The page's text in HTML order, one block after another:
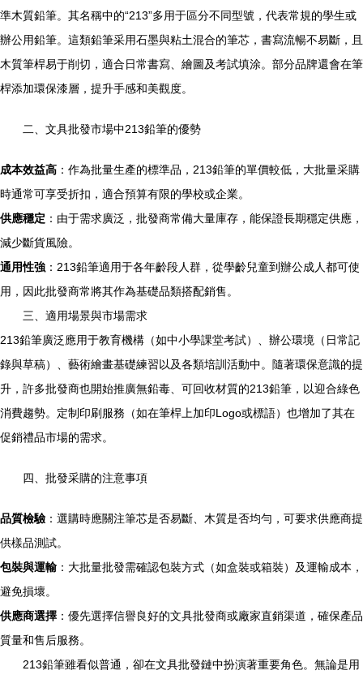
準木質鉛筆。其名稱中的“213”多用于區分不同型號，代表常規的學生或
辦公用鉛筆。這類鉛筆采用石墨與粘土混合的筆芯，書寫流暢不易斷，且
木質筆桿易于削切，適合日常書寫、繪圖及考試填涂。部分品牌還會在筆
桿添加環保漆層，提升手感和美觀度。
二、文具批發市場中213鉛筆的優勢
成本效益高 ：作為批量生產的標準品，213鉛筆的單價較低，大批量采購
時通常可享受折扣，適合預算有限的學校或企業。
供應穩定 ：由于需求廣泛，批發商常備大量庫存，能保證長期穩定供應，
減少斷貨風險。
通用性強 ：213鉛筆適用于各年齡段人群，從學齡兒童到辦公成人都可使
用，因此批發商常將其作為基礎品類搭配銷售。
三、適用場景與市場需求
213鉛筆廣泛應用于教育機構（如中小學課堂考試）、辦公環境（日常記
錄與草稿）、藝術繪畫基礎練習以及各類培訓活動中。隨著環保意識的提
升，許多批發商也開始推廣無鉛毒、可回收材質的213鉛筆，以迎合綠色
消費趨勢。定制印刷服務（如在筆桿上加印Logo或標語）也增加了其在
促銷禮品市場的需求。
四、批發采購的注意事項
品質檢驗 ：選購時應關注筆芯是否易斷、木質是否均勻，可要求供應商提
供樣品測試。
包裝與運輸 ：大批量批發需確認包裝方式（如盒裝或箱裝）及運輸成本，
避免損壞。
供應商選擇 ：優先選擇信譽良好的文具批發商或廠家直銷渠道，確保產品
質量和售后服務。
213鉛筆雖看似普通，卻在文具批發鏈中扮演著重要角色。無論是用